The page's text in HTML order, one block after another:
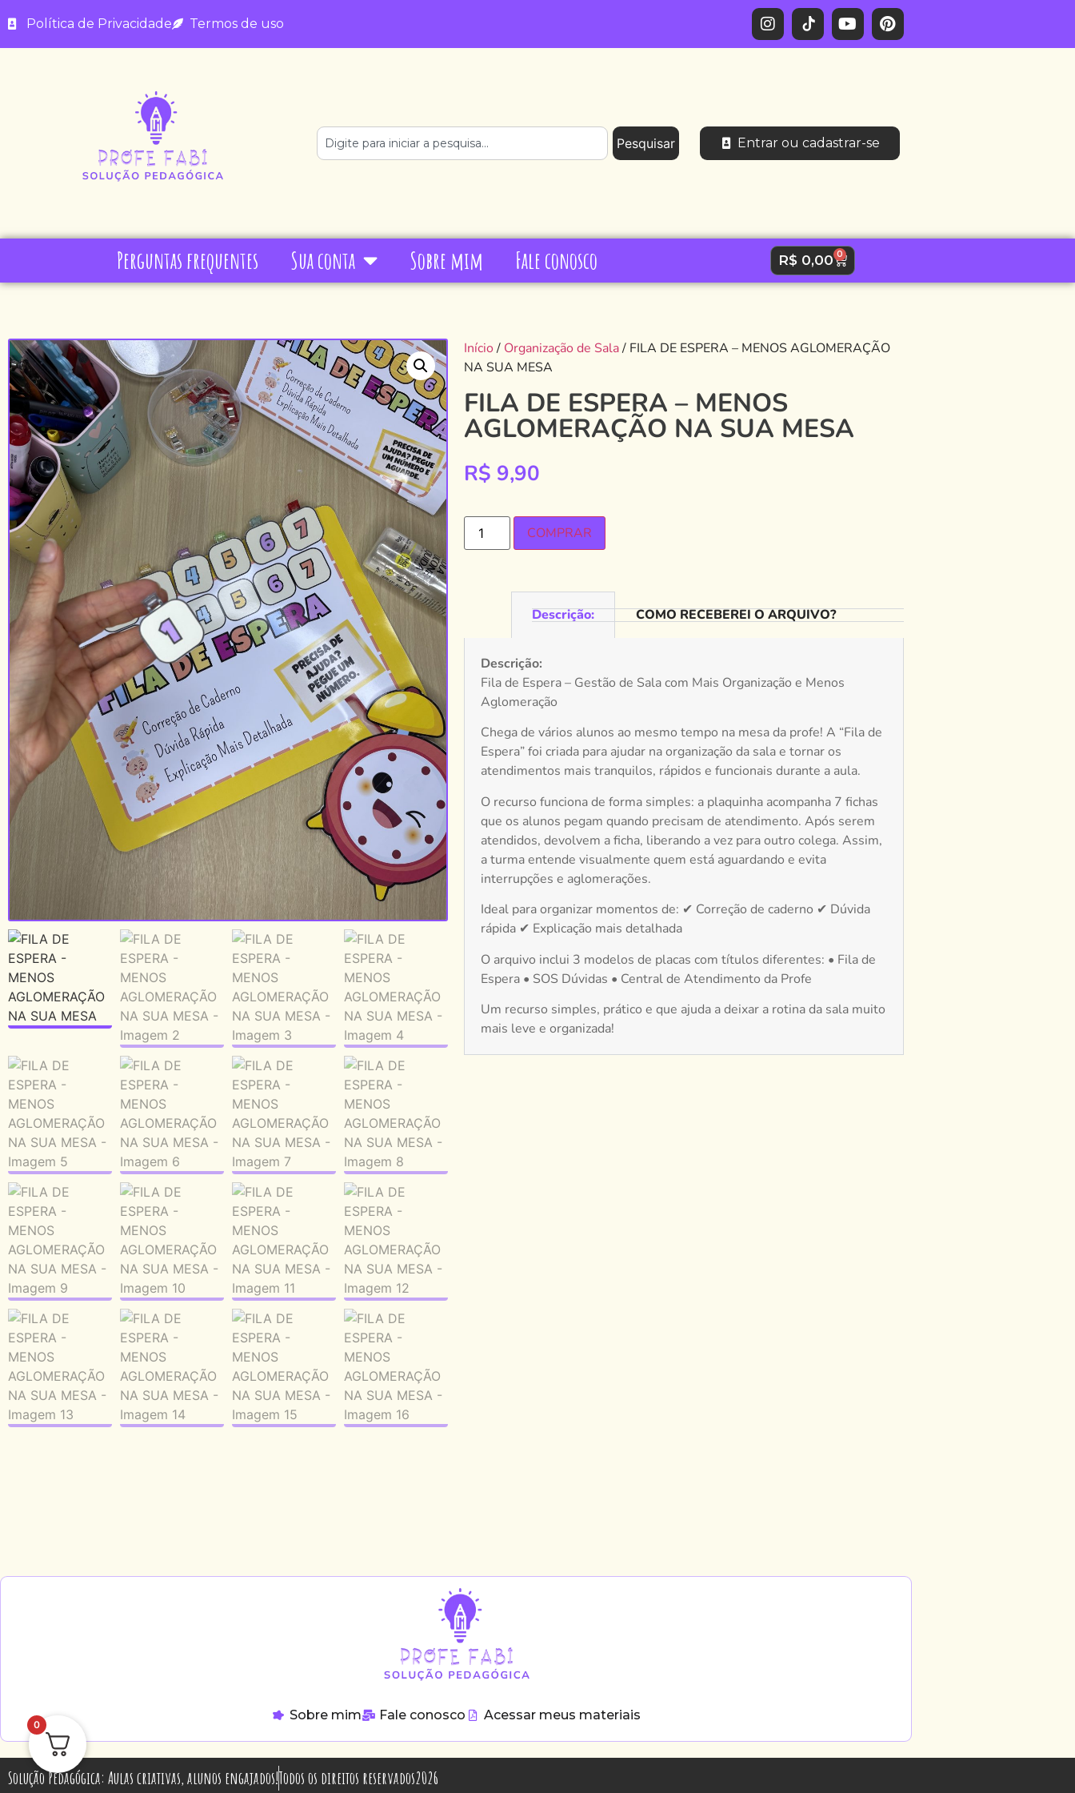
Política de Privacidade Termos de uso
Pesquisar Entrar ou cadastrar-se
Perguntas frequentes Sua conta Sobre mim Fale conosco R$ 0,00 0
Início/ Organização de Sala/ FILA DE ESPERA – MENOS AGLOMERAÇÃO
NA SUA MESA
FILA DE ESPERA – MENOS
AGLOMERAÇÃO NA SUA MESA
R$ 9,90
COMPRAR
Descrição: COMO RECEBEREI O ARQUIVO?
Descrição:
Fila de Espera – Gestão de Sala com Mais Organização e Menos
Aglomeração
Chega de vários alunos ao mesmo tempo na mesa da profe! A “Fila de
Espera” foi criada para ajudar na organização da sala e tornar os
atendimentos mais tranquilos, rápidos e funcionais durante a aula.
O recurso funciona de forma simples: a plaquinha acompanha 7 fichas
que os alunos pegam quando precisam de atendimento. Após serem
atendidos, devolvem a ficha, liberando a vez para outro colega. Assim,
a turma entende visualmente quem está aguardando e evita
interrupções e aglomerações.
Ideal para organizar momentos de: ✔ Correção de caderno ✔ Dúvida
rápida ✔ Explicação mais detalhada
O arquivo inclui 3 modelos de placas com títulos diferentes: • Fila de
Espera • SOS Dúvidas • Central de Atendimento da Profe
Um recurso simples, prático e que ajuda a deixar a rotina da sala muito
mais leve e organizada!
Sobre mim Fale conosco Acessar meus materiais
Solução Pedagógica: Aulas criativas, alunos engajados!Todos os direitos reservados2026
0